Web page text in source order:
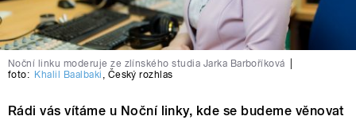
Noční linku moderuje ze zlínského studia Jarka Barboříková
foto: Khalil Baalbaki , Český rozhlas
Rádi vás vítáme u Noční linky, kde se budeme věnovat